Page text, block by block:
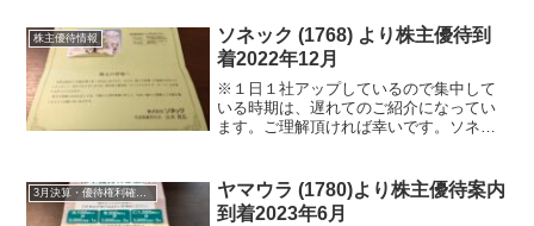
ついて 銘柄紹介まず銘柄について簡単
にご...
株主優待情報
ソネック (1768) より株主優待到
着2022年12月
※１日１社アップしているので集中して
いる時期は、遅れてのご紹介になってい
ます。ご理解頂ければ幸いです。ソネッ
て 銘柄紹介まず銘柄について簡単に...
ヤマウラ (1780)より株主優待案内
到着2023年6月